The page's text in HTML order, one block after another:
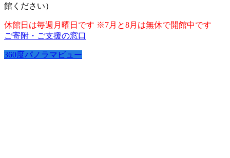
館ください）
休館日は毎週月曜日です ※7月と8月は無休で開館中です
ご寄附・ご支援の窓口
360度パノラマビュー